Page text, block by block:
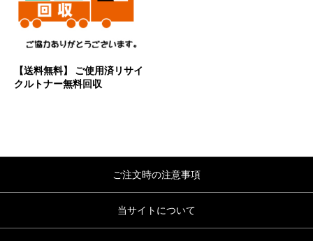
【送料無料】 ご使用済リサイ
クルトナー無料回収
ご注文時の注意事項
当サイトについて